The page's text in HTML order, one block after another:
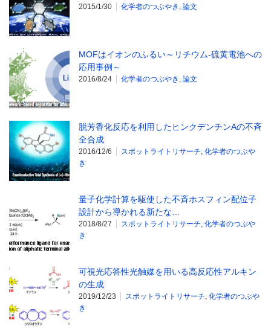
2015/1/30 化学者のつぶやき 論文
MOFはイオンのふるい～リチウム-硫黄電池への
応用事例～
2016/8/24 化学者のつぶやき 論文
脱芳香化反応を利用したヒンクデンチンAの不斉
全合成
2016/12/6 スポットライトリサーチ 化学者のつぶや
き
量子化学計算を駆使した不斉ホスフィン配位子
設計から導かれる新たな…
2018/8/27 スポットライトリサーチ 化学者のつぶや
き
可視光応答性光触媒を用いる高反応性アルキン
の生成
2019/12/23 スポットライトリサーチ 化学者のつぶや
き